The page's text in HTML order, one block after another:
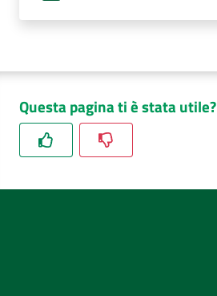
Questa pagina ti è stata utile?